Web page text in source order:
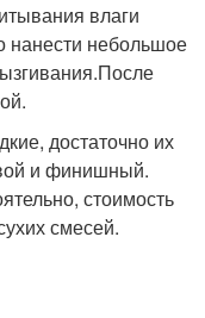
влаги
нанести небольшое
достаточно их
и финишный.
стоимость
смесей.